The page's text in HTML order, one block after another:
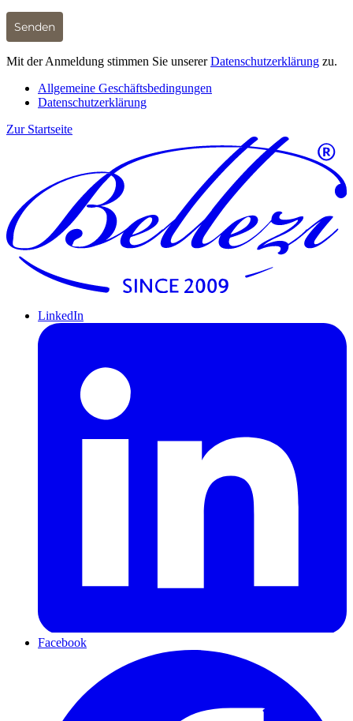
Senden
Mit der Anmeldung stimmen Sie unsererDatenschutzerklärung zu.
Allgemeine Geschäftsbedingungen
Datenschutzerklärung
Zur Startseite
LinkedIn
Facebook